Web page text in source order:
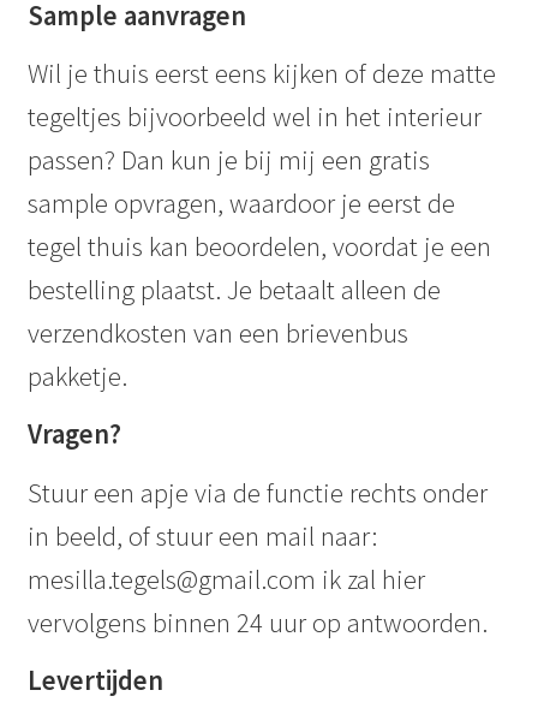
Sample aanvragen
Wil je thuis eerst eens kijken of deze matte
tegeltjes bijvoorbeeld wel in het interieur
passen? Dan kun je bij mij een gratis
sample opvragen, waardoor je eerst de
tegel thuis kan beoordelen, voordat je een
bestelling plaatst. Je betaalt alleen de
verzendkosten van een brievenbus
pakketje.
Vragen?
Stuur een apje via de functie rechts onder
in beeld, of stuur een mail naar:
mesilla.tegels@gmail.com ik zal hier
vervolgens binnen 24 uur op antwoorden.
Levertijden